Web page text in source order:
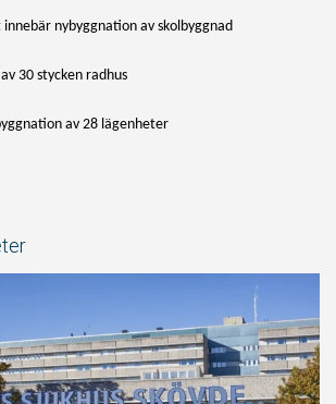
nybyggnation av skolbyggnad
30 stycken radhus
av 28 lägenheter